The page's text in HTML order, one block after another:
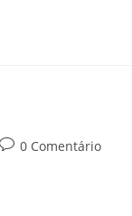
0 Comentário